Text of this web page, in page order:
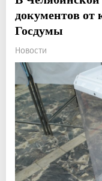
документов от
Госдумы
Новости